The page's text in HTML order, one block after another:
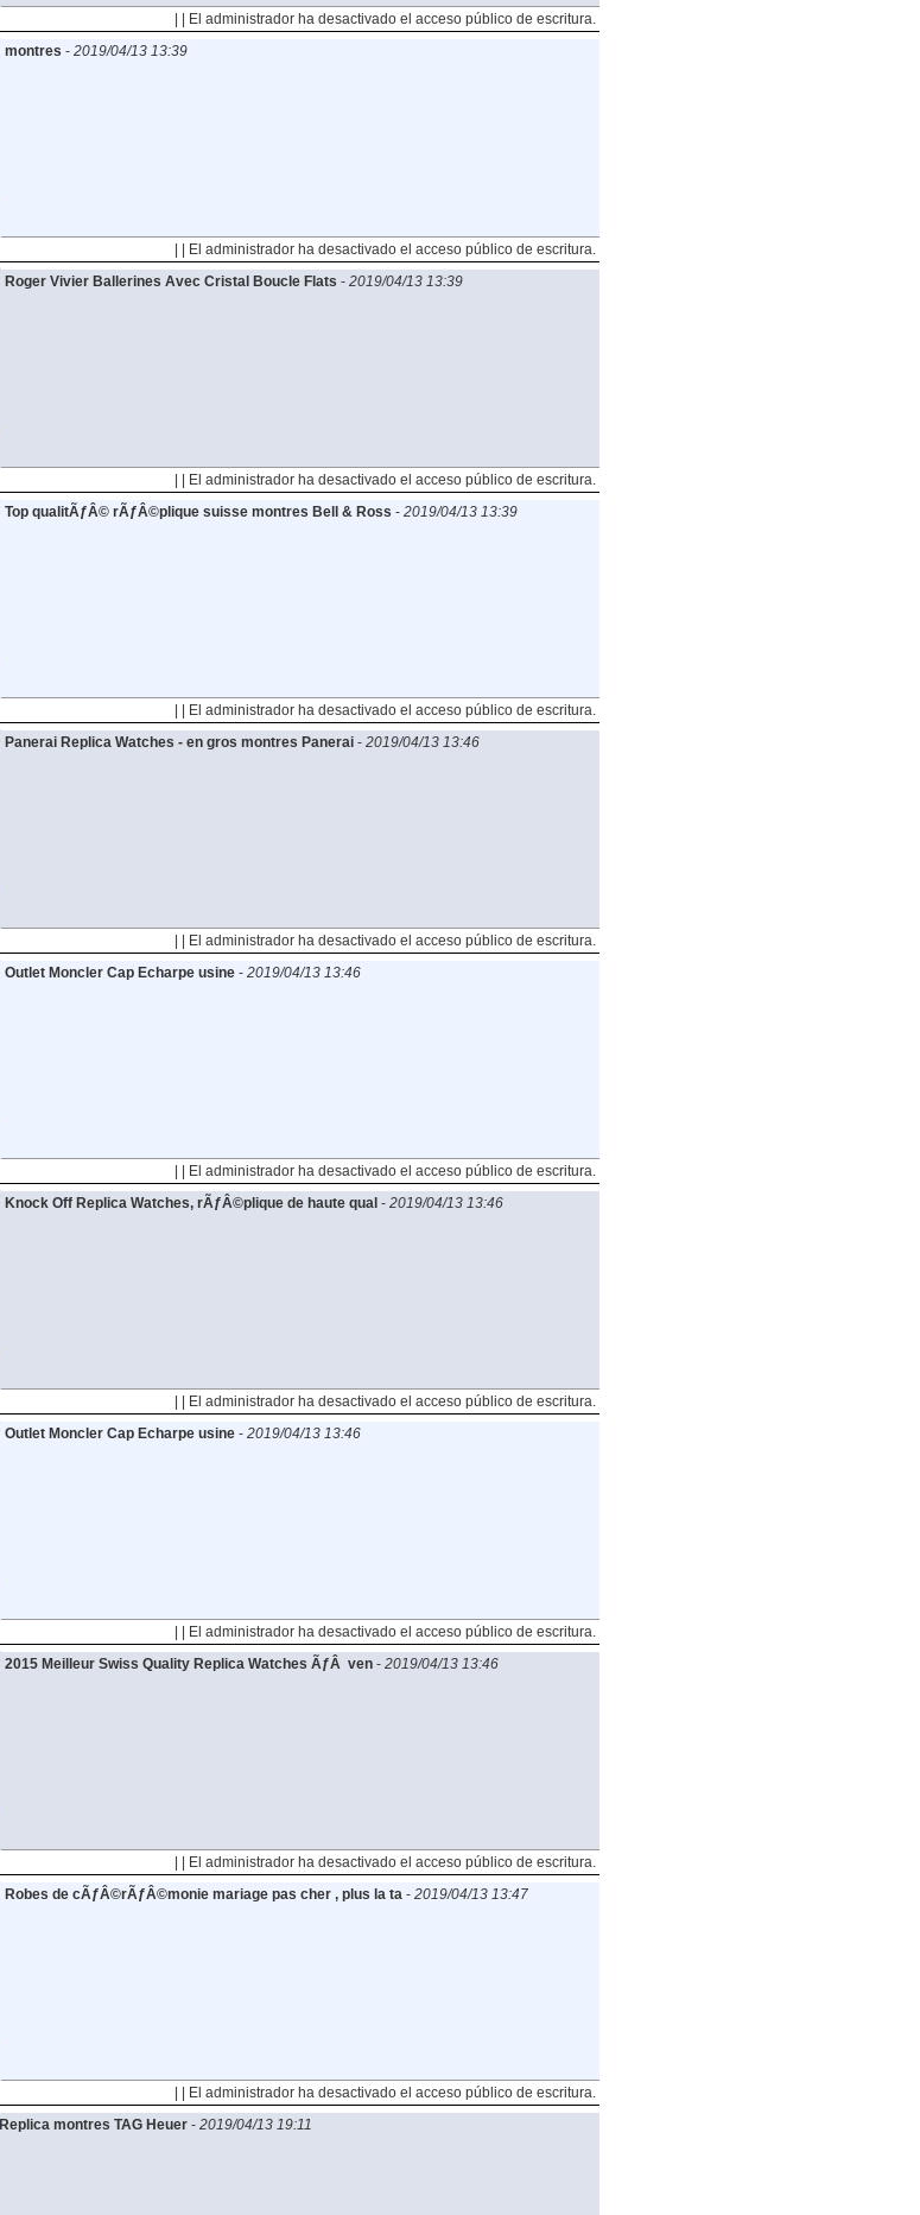
| | El administrador ha desactivado el acceso público de escritura.
montres - 2019/04/13 13:39
| | El administrador ha desactivado el acceso público de escritura.
Roger Vivier Ballerines Avec Cristal Boucle Flats - 2019/04/13 13:39
| | El administrador ha desactivado el acceso público de escritura.
Top qualitÃƒÂ© rÃƒÂ©plique suisse montres Bell & Ross - 2019/04/13 13:39
| | El administrador ha desactivado el acceso público de escritura.
Panerai Replica Watches - en gros montres Panerai- 2019/04/13 13:46
| | El administrador ha desactivado el acceso público de escritura.
Outlet Moncler Cap Echarpe usine- 2019/04/13 13:46
| | El administrador ha desactivado el acceso público de escritura.
Knock Off Replica Watches, rÃƒÂ©plique de haute qual - 2019/04/13 13:46
| | El administrador ha desactivado el acceso público de escritura.
Outlet Moncler Cap Echarpe usine- 2019/04/13 13:46
| | El administrador ha desactivado el acceso público de escritura.
2015 Meilleur Swiss Quality Replica Watches ÃƒÂ ven- 2019/04/13 13:46
| | El administrador ha desactivado el acceso público de escritura.
Robes de cÃƒÂ©rÃƒÂ©monie mariage pas cher , plus la ta- 2019/04/13 13:47
| | El administrador ha desactivado el acceso público de escritura.
Replica montres TAG Heuer- 2019/04/13 19:11